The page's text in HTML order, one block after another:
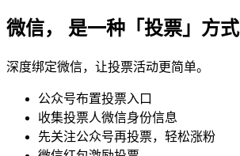
微信， 是一种「投票」方式
深度绑定微信，让投票活动更简单。
公众号布置投票入口
收集投票人微信身份信息
先关注公众号再投票，轻松涨粉